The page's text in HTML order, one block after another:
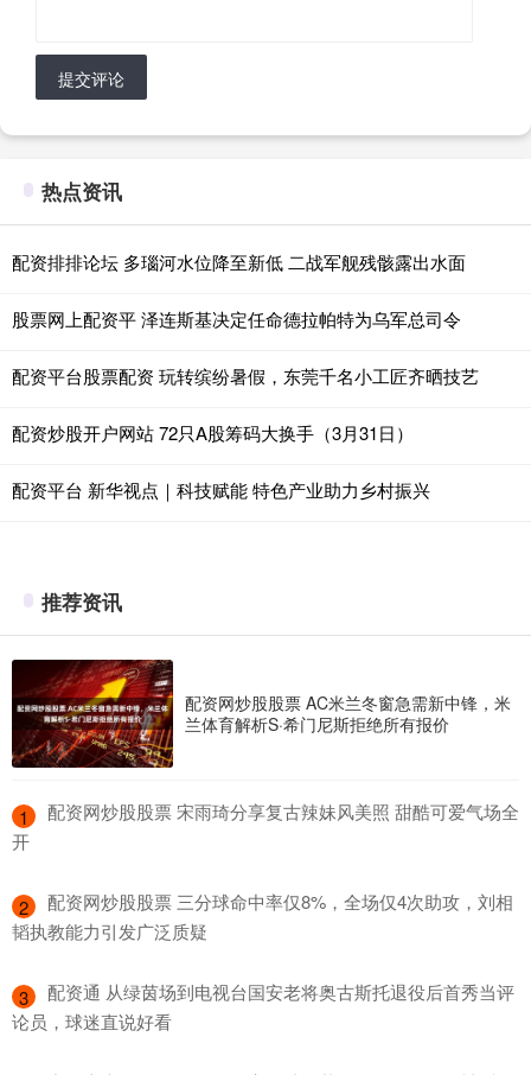
提交评论
热点资讯
配资排排论坛 多瑙河水位降至新低 二战军舰残骸露出水面
股票网上配资平 泽连斯基决定任命德拉帕特为乌军总司令
配资平台股票配资 玩转缤纷暑假，东莞千名小工匠齐晒技艺
配资炒股开户网站 72只A股筹码大换手（3月31日）
配资平台 新华视点｜科技赋能 特色产业助力乡村振兴
推荐资讯
配资网炒股股票 AC米兰冬窗急需新中锋，米
兰体育解析S·希门尼斯拒绝所有报价
1
​配资网炒股股票 宋雨琦分享复古辣妹风美照 甜酷可爱气场全
开
2
​配资网炒股股票 三分球命中率仅8%，全场仅4次助攻，刘相
韬执教能力引发广泛质疑
3
​配资通 从绿茵场到电视台国安老将奥古斯托退役后首秀当评
论员，球迷直说好看